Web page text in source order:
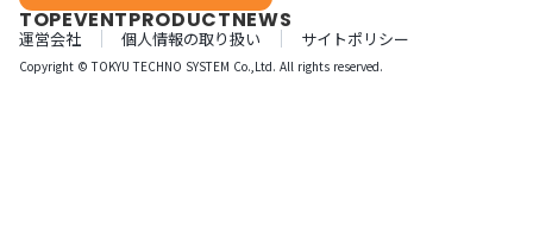
TOPEVENTPRODUCTNEWS
運営会社 個人情報の取り扱い サイトポリシー
Copyright © TOKYU TECHNO SYSTEM Co.,Ltd. All rights reserved.